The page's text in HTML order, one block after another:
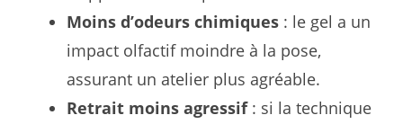
Moins d’odeurs chimiques : le gel a un
impact olfactif moindre à la pose,
assurant un atelier plus agréable.
Retrait moins agressif: si la technique